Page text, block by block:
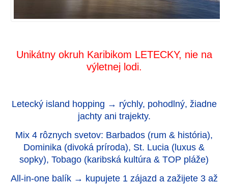
Unikátny okruh Karibikom LETECKY, nie na
výletnej lodi.
Letecký island hopping → rýchly, pohodlný, žiadne
jachty ani trajekty.
Mix 4 rôznych svetov: Barbados (rum & história),
Dominika (divoká príroda), St. Lucia (luxus &
sopky), Tobago (karibská kultúra & TOP pláže)
All-in-one balík → kupujete 1 zájazd a zažijete 3 až